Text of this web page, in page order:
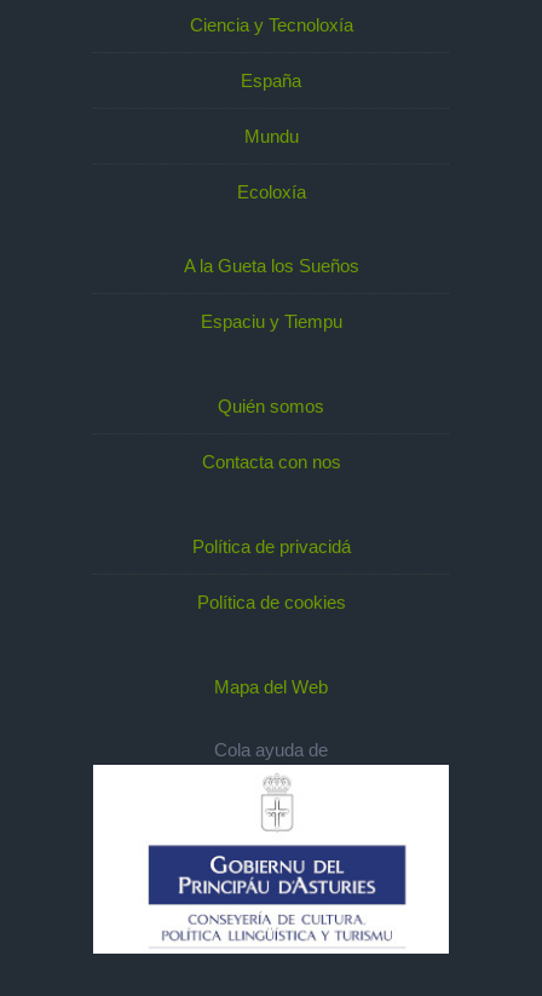
Ciencia y Tecnoloxía
España
Mundu
Ecoloxía
A la Gueta los Sueños
Espaciu y Tiempu
Quién somos
Contacta con nos
Política de privacidá
Política de cookies
Mapa del Web
Cola ayuda de